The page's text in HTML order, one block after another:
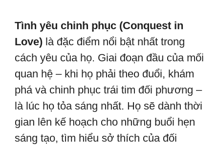
Tình yêu chinh phục (Conquest in
Love) là đặc điểm nổi bật nhất trong
cách yêu của họ. Giai đoạn đầu của mối
quan hệ – khi họ phải theo đuổi, khám
phá và chinh phục trái tim đối phương –
là lúc họ tỏa sáng nhất. Họ sẽ dành thời
gian lên kế hoạch cho những buổi hẹn
sáng tạo, tìm hiểu sở thích của đối